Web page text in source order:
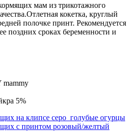
мам из трикотажного
кокетка, круглый
полочке принт. Рекомендуется
поздних сроках беременности и
mammy
5%
на клипсе серо_голубые огурцы
с принтом розовый/желтый